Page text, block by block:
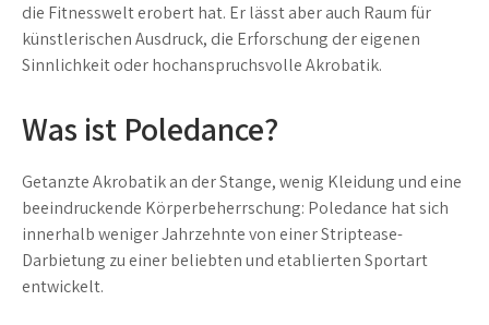
die Fitnesswelt erobert hat. Er lässt aber auch Raum für
künstlerischen Ausdruck, die Erforschung der eigenen
Sinnlichkeit oder hochanspruchsvolle Akrobatik.
Was ist Poledance?
Getanzte Akrobatik an der Stange, wenig Kleidung und eine
beeindruckende Körperbeherrschung: Poledance hat sich
innerhalb weniger Jahrzehnte von einer Striptease-
Darbietung zu einer beliebten und etablierten Sportart
entwickelt.